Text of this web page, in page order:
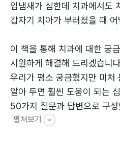
입냄새가 심한데 치과에서도
갑자기 치아가 부러졌을 때
이 책을 통해 치과에 대한 궁
시원하게 해결해 드리겠습니
우리가 평소 궁금했지만 미처
알아 두면 훨씬 도움이 되는
50가지 질문과 답변으로 구성
펼쳐보기